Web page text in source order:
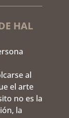
HAL
al
el arte
no es la
la